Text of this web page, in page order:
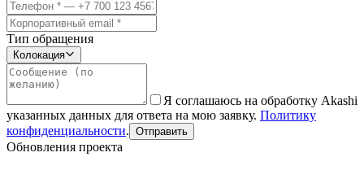
Тип обращения
Колокация
Я соглашаюсь на обработку Akashi
указанных данных для ответа на мою заявку. Политику
конфиденциальности. Отправить
Обновления проекта